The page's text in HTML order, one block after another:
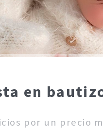
en
por un precio